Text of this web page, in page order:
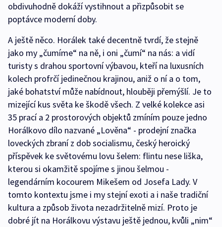
obdivuhodně dokáží vystihnout a přizpůsobit se
poptávce moderní doby.
A ještě něco. Horálek také decentně tvrdí, že stejně
jako my „čumíme“ na ně, i oni „čumí“ na nás: a vidí
turisty s drahou sportovní výbavou, kteří na luxusních
kolech profrčí jedinečnou krajinou, aniž o ní a o tom,
jaké bohatství může nabídnout, hlouběji přemýšlí. Je to
mizející kus světa ke škodě všech. Z velké kolekce asi
35 prací a 2 prostorových objektů zmíním pouze jedno
Horálkovo dílo nazvané „Lověna“ - prodejní značka
loveckých zbraní z dob socialismu, český heroický
příspěvek ke světovému lovu šelem: flintu nese liška,
kterou si okamžitě spojíme s jinou šelmou -
legendárním kocourem Mikešem od Josefa Lady. V
tomto kontextu jsme i my stejní exoti a i naše tradiční
kultura a způsob života nezadržitelně mizí. Proto je
dobré jít na Horálkovu výstavu ještě jednou, kvůli „nim“